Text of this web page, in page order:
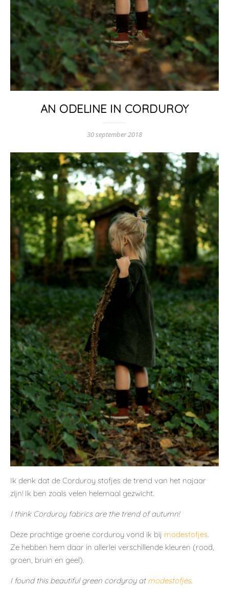
AN ODELINE IN CORDUROY
30 september 2018
Ik denk dat de Corduroy stofjes de trend van het najaar
zijn! Ik ben zoals velen helemaal gezwicht.
I think Corduroy fabrics are the trend of autumn!
Deze prachtige groene corduroy vond ik bij modestofjes.
Ze hebben hem daar in allerlei verschillende kleuren (rood,
groen, bruin en geel).
I found this beautiful green cordyroy at modestofjes.